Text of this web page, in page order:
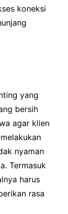
koneksi
yang
bersih
agar klien
nyaman
Termasuk
harus
rasa